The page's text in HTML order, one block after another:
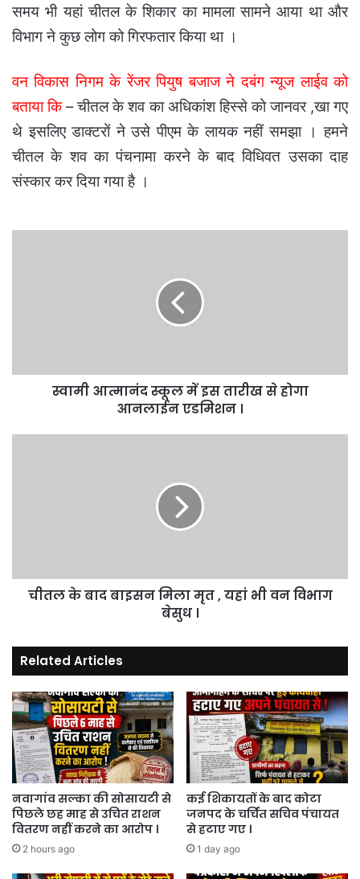
समय भी यहां चीतल के शिकार का मामला सामने आया था और
विभाग ने कुछ लोग को गिरफतार किया था ।
वन विकास निगम के रेंजर पियुष बजाज ने दबंग न्यूज लाईव को
बताया कि– चीतल के शव का अधिकांश हिस्से को जानवर ,खा गए
थे इसलिए डाक्टरों ने उसे पीएम के लायक नहीं समझा । हमने
चीतल के शव का पंचनामा करने के बाद विधिवत उसका दाह
संस्कार कर दिया गया है ।
आनलाईन
स्वामी आत्मानंद स्कूल में इस तारीख से होगा
आनलाईन एडमिशन ।
भी
।
चीतल के बाद बाइसन मिला मृत , यहां भी वन विभाग
बेसुध ।
Related Articles
नवागांव सल्का की सोसायटी से
पिछले छह माह से उचित राशन
वितरण नहीं करने का आरोप ।
2 hours ago
कई शिकायतों के बाद कोटा
जनपद के चर्चित सचिव पंचायत
से हटाए गए ।
1 day ago